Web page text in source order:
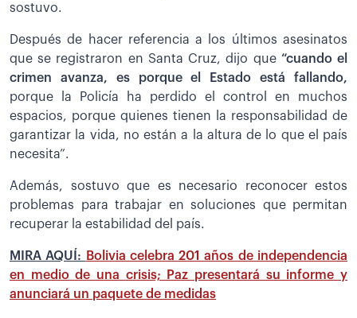
sostuvo.
Después de hacer referencia a los últimos asesinatos
que se registraron en Santa Cruz, dijo que “cuando el
crimen avanza, es porque el Estado está fallando,
porque la Policía ha perdido el control en muchos
espacios, porque quienes tienen la responsabilidad de
garantizar la vida, no están a la altura de lo que el país
necesita”.
Además, sostuvo que es necesario reconocer estos
problemas para trabajar en soluciones que permitan
recuperar la estabilidad del país.
MIRA AQUÍ:
Bolivia celebra 201 años de independencia
en medio de una crisis; Paz presentará su informe y
anunciará un paquete de medidas